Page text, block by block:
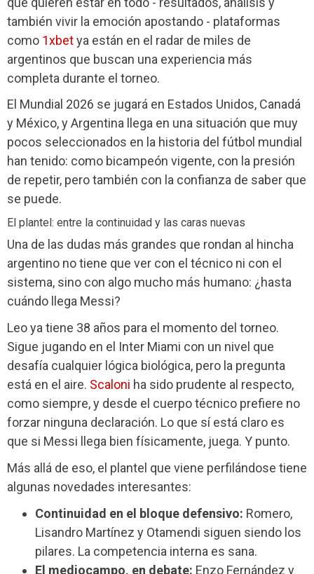
también vivir la emoción apostando - plataformas
como 1xbetya están en el radar de miles de
argentinos que buscan una experiencia más
completa durante el torneo.
El Mundial 2026 se jugará en Estados Unidos, Canadá
y México, y Argentina llega en una situación que muy
pocos seleccionados en la historia del fútbol mundial
han tenido: como bicampeón vigente, con la presión
de repetir, pero también con la confianza de saber que
se puede.
El plantel: entre la continuidad y las caras nuevas
Una de las dudas más grandes que rondan al hincha
argentino no tiene que ver con el técnico ni con el
sistema, sino con algo mucho más humano: ¿hasta
cuándo llega Messi?
Leo ya tiene 38 años para el momento del torneo.
Sigue jugando en el Inter Miami con un nivel que
desafía cualquier lógica biológica, pero la pregunta
está en el aire. Scaloni ha sido prudente al respecto,
como siempre, y desde el cuerpo técnico prefiere no
forzar ninguna declaración. Lo que sí está claro es
que si Messi llega bien físicamente, juega. Y punto.
Más allá de eso, el plantel que viene perfilándose tiene
algunas novedades interesantes:
Continuidad en el bloque defensivo: Romero,
Lisandro Martínez y Otamendi siguen siendo los
pilares. La competencia interna es sana.
El mediocampo, en debate: Enzo Fernández y